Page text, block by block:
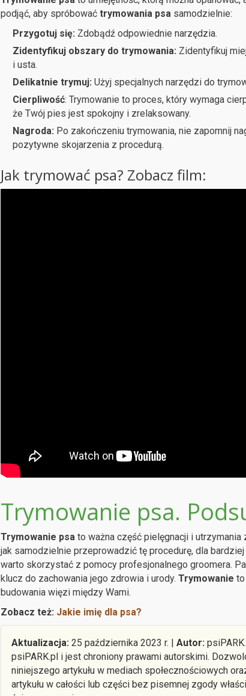
podjąć, aby spróbować trymowania psa samodzielnie:
Przygotuj się: Zdobądź odpowiednie narzędzia.
Zidentyfikuj obszary do trymowania: Zidentyfikuj
i usta.
Delikatnie trymuj: Użyj specjalnych narzędzi do
Cierpliwość: Trymowanie to proces, który wymaga
że Twój pies jest spokojny i zrelaksowany.
Nagroda: Po zakończeniu trymowania, nie zapomnij
pozytywne skojarzenia z procedurą.
Jak trymować psa? Zobacz film:
Trymowanie psa.
Trymowanie psa to ważna część pielęgnacji i
jak samodzielnie przeprowadzić tę procedurę, dla
warto skorzystać z pomocy profesjonalnego groomera.
klucz do zachowania jego zdrowia i urody. Trymowanie
budowania więzi między Wami.
Zobacz też: Jakie imię dla psa?
Aktualizacja: 25 października 2023 r. | Autor:
psiPARK.pl i jest chroniony prawami autorskimi.
niniejszego artykułu w mediach społecznościowych
artykułu w całości lub części bez pisemnej zgody